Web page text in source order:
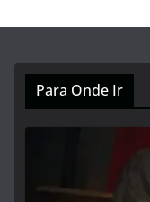
Para Onde Ir